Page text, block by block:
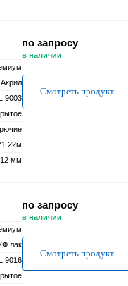
Акрил
9003
мм
по запросу
в наличии
Смотреть продукт
лак
9016
по запросу
в наличии
Смотреть продукт